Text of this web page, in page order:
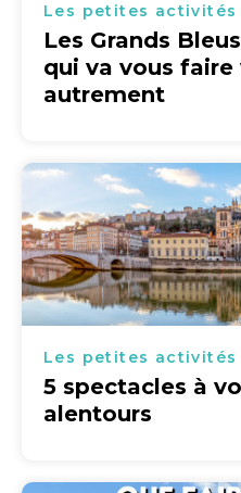
Les petites activités
Les Grands
qui va vous faire
autrement
Les petites activités
5 spectacles à
alentours